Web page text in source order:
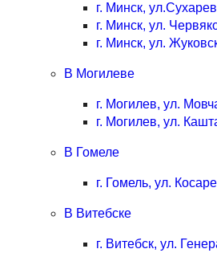
г. Минск,
г. Минск, ул.
г. Минск, ул.
В Могилеве
г. Могилев, ул.
г. Могилев, ул.
В Гомеле
г. Гомель, ул.
В Витебске
г. Витебск, ул.